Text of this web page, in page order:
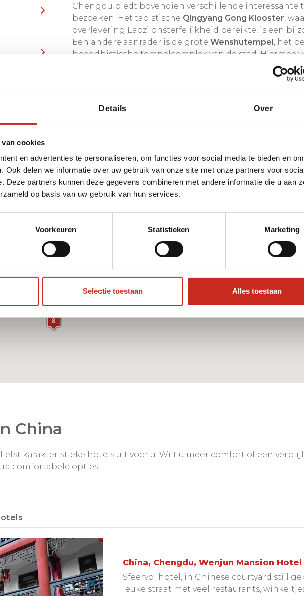
Details Over
cookies
en advertenties te personaliseren, om functies voor social media te bieden en
Ook delen we informatie over uw gebruik van onze site met onze partners voor
Deze partners kunnen deze gegevens combineren met andere informatie die u aan
op basis van uw gebruik van hun services.
Voorkeuren Statistieken Marketing
Selectie toestaan Alles toestaan
Chengdu biedt bovendien verschillende interessante
bezoeken. Het taoïstische Qingyang Gong Klooster,
overlevering Laozi onsterfelijkheid bereikte, is een
Een andere aanrader is de grote Wenshutempel, het
boeddhistische tempelcomplex van de stad. Hiermee
gevarieerde en sfeervolle start van uw reis door Zuid-
van China
China
karakteristieke hotels uit voor u. Wilt u meer comfort of een
comfortabele opties.
China, Chengdu, Wenjun Mansion Hotel
Sfeervol hotel, in Chinese courtyard stijl
leuke straat met veel restaurants,